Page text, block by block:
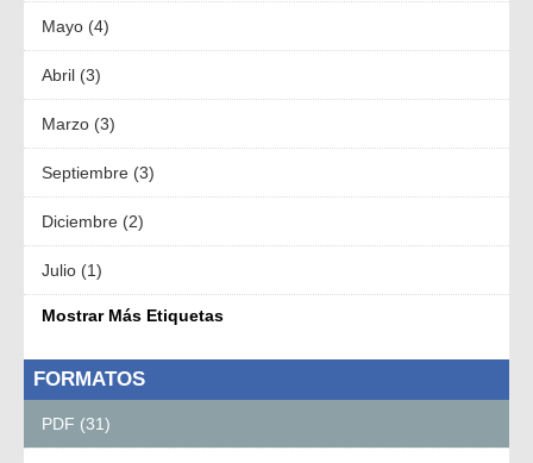
Mayo (4)
Abril (3)
Marzo (3)
Septiembre (3)
Diciembre (2)
Julio (1)
Mostrar Más Etiquetas
FORMATOS
PDF (31)